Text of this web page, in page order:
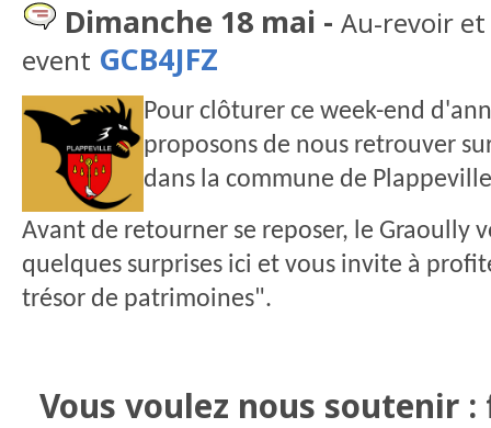
Dimanche 18 mai - Au-revoir
event GCB4JFZ
Pour clôturer ce week-end
proposons de nous retrouver
dans la commune de
Avant de retourner se reposer, le Graoully
quelques surprises ici et vous invite à
trésor de patrimoines".
Vous voulez nous soutenir